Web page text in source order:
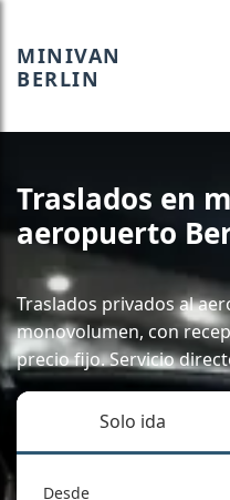
MINIVAN
BERLIN
Traslados en
aeropuerto
Traslados privados al
monovolumen, con
precio fijo. Servicio
Solo ida
Desde